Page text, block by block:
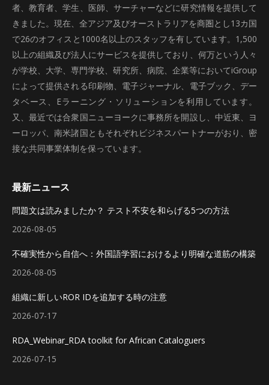
者、教育者、学生、医師、サーチャーなどに研究情報を提供して
きました。現在、全アジア及びオーストラリアを商圏とし13カ国
で26のオフィスと1000名以上のスタッフを有しています。1,500
以上の組織及び法人にサービスを提供しており、何万という人々
が学校、大学、専門学校、研究所、病院、企業等においてiGroup
によって提供される印刷物、電子ジャーナル、電子ブック、デー
タベース、Eラーニング・ソリューションを利用しています。
又、最近では合衆国ニューヨークに事務所を開設し、中近東、ヨ
ーロッパ、南米諸国ともそれぞれビジネスパートナーがおり、密
接な共同事業体制を保っています。
最新ニュース
問題文は読みましたか？ テスト不安を和らげる5つの方法
2026-08-05
不確実性から自信へ：外国語学習におけるより明確な道筋の構築
2026-08-05
組織に新しいROR IDを追加する時の注意
2026-07-17
RDA_Webinar_RDA toolkit for African Cataloguers
2026-07-15